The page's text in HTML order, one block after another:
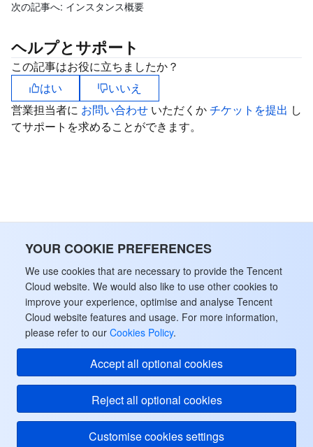
YOUR COOKIE PREFERENCES
We use cookies that are necessary to provide the Tencent
Cloud website. We would also like to use other cookies to
improve your experience, optimise and analyse Tencent
Cloud website features and usage. For more information,
please refer to our Cookies Policy.
Accept all optional cookies
Reject all optional cookies
Customise cookies settings
次の記事へ: インスタンス概要
ヘルプとサポート
この記事はお役に立ちましたか？
はい
いいえ
営業担当者に お問い合わせ いただくかチケットを提出 し
てサポートを求めることができます。